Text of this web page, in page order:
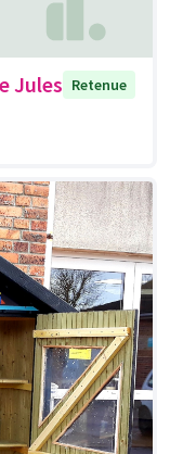
Jules Retenue